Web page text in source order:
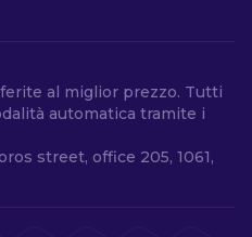
al miglior prezzo. Tutti
automatica tramite i
street, office 205, 1061,